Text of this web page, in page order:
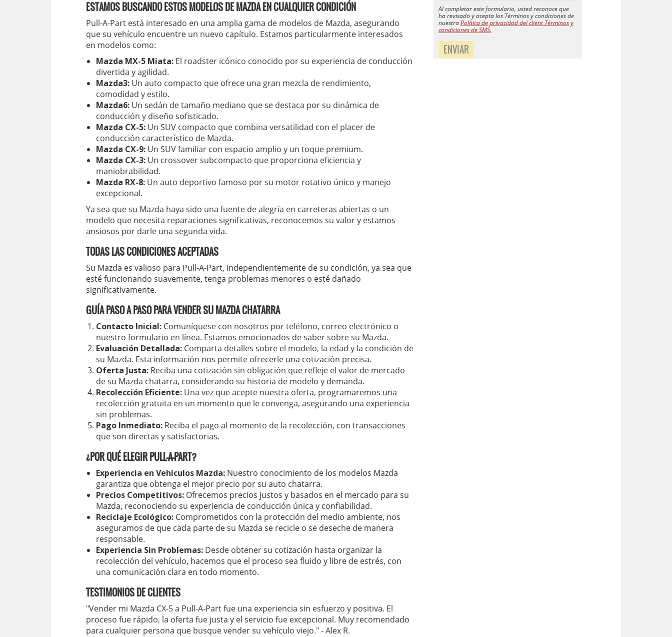
ESTAMOS BUSCANDO ESTOS MODELOS DE MAZDA EN CUALQUIER CONDICIÓN
Pull-A-Part está interesado en una amplia gama de modelos de Mazda, asegurando
que su vehículo encuentre un nuevo capítulo. Estamos particularmente interesados
en modelos como:
Mazda MX-5 Miata: El roadster icónico conocido por su experiencia de conducción
divertida y agilidad.
Mazda3: Un auto compacto que ofrece una gran mezcla de rendimiento,
comodidad y estilo.
Mazda6: Un sedán de tamaño mediano que se destaca por su dinámica de
conducción y diseño sofisticado.
Mazda CX-5: Un SUV compacto que combina versatilidad con el placer de
conducción característico de Mazda.
Mazda CX-9: Un SUV familiar con espacio amplio y un toque premium.
Mazda CX-3: Un crossover subcompacto que proporciona eficiencia y
maniobrabilidad.
Mazda RX-8: Un auto deportivo famoso por su motor rotativo único y manejo
excepcional.
Ya sea que su Mazda haya sido una fuente de alegría en carreteras abiertas o un
modelo que necesita reparaciones significativas, reconocemos su valor y estamos
ansiosos por darle una segunda vida.
TODAS LAS CONDICIONES ACEPTADAS
Su Mazda es valioso para Pull-A-Part, independientemente de su condición, ya sea que
esté funcionando suavemente, tenga problemas menores o esté dañado
significativamente.
GUÍA PASO A PASO PARA VENDER SU MAZDA CHATARRA
Contacto Inicial: Comuníquese con nosotros por teléfono, correo electrónico o
nuestro formulario en línea. Estamos emocionados de saber sobre su Mazda.
Evaluación Detallada: Comparta detalles sobre el modelo, la edad y la condición de
su Mazda. Esta información nos permite ofrecerle una cotización precisa.
Oferta Justa: Reciba una cotización sin obligación que refleje el valor de mercado
de su Mazda chatarra, considerando su historia de modelo y demanda.
Recolección Eficiente: Una vez que acepte nuestra oferta, programaremos una
recolección gratuita en un momento que le convenga, asegurando una experiencia
sin problemas.
Pago Inmediato: Reciba el pago al momento de la recolección, con transacciones
que son directas y satisfactorias.
¿POR QUÉ ELEGIR PULL-A-PART?
Experiencia en Vehículos Mazda: Nuestro conocimiento de los modelos Mazda
garantiza que obtenga el mejor precio por su auto chatarra.
Precios Competitivos: Ofrecemos precios justos y basados en el mercado para su
Mazda, reconociendo su experiencia de conducción única y confiabilidad.
Reciclaje Ecológico: Comprometidos con la protección del medio ambiente, nos
aseguramos de que cada parte de su Mazda se recicle o se deseche de manera
responsable.
Experiencia Sin Problemas: Desde obtener su cotización hasta organizar la
recolección del vehículo, hacemos que el proceso sea fluido y libre de estrés, con
una comunicación clara en todo momento.
TESTIMONIOS DE CLIENTES
"Vender mi Mazda CX-5 a Pull-A-Part fue una experiencia sin esfuerzo y positiva. El
proceso fue rápido, la oferta fue justa y el servicio fue excepcional. Muy recomendado
para cualquier persona que busque vender su vehículo viejo." - Alex R.
Al completar este formulario, usted reconoce que
ha revisado y acepta los Términos y condiciones de
nuestraPolítica de privacidad del client Términos y
condiciones de SMS.
ENVIAR